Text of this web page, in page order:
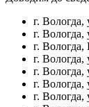
г. Вологда,
г. Вологда,
г.
г. Вологда,
г. Вологда,
г. Вологда,
г.